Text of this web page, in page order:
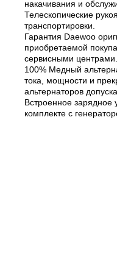
накачивания и
Телескопические
транспортировки.
Гарантия Daewoo
приобретаемой
сервисными центрами.
100% Медный
тока, мощности и
альтернаторов
Встроенное
комплекте с